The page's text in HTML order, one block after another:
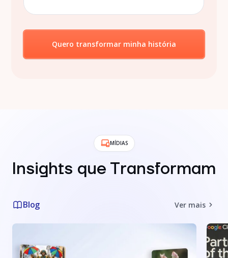
Quero transformar minha história
MÍDIAS
Insights que Transformam
Blog Ver mais